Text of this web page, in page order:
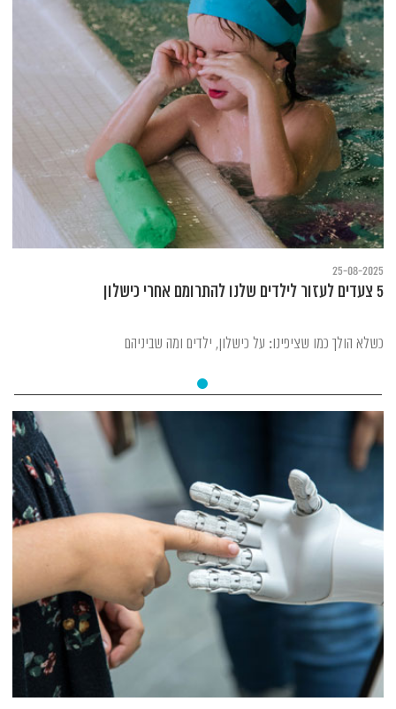
25-08-2025
5 צעדים לעזור לילדים שלנו להתרומם אחרי כישלון
כשלא הולך כמו שציפינו: על כישלון, ילדים ומה שביניהם